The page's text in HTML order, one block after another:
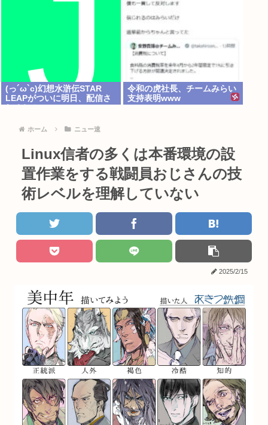
(っ´ω`c)幻想水滸伝STAR
LEAPがついに明日、配信さ
令和の虎社長、チームみらい
支持表明www
ホーム ニュー速
Linux信者の多くは本番環境の設
置作業をする戦闘員おじさんの技
術レベルを理解していない
2025/2/15